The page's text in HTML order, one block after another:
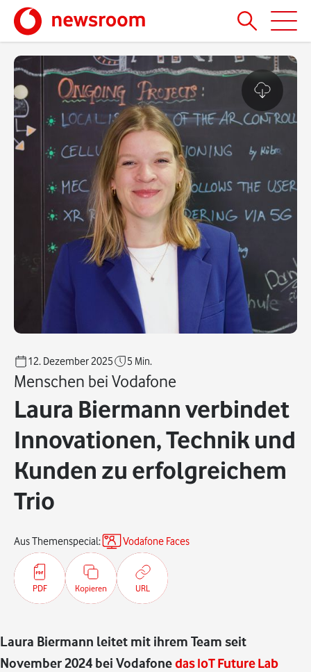
12. Dezember 2025 5 Min.
Menschen bei Vodafone
Laura Biermann verbindet
Innovationen, Technik und
Kunden zu erfolgreichem
Trio
Aus Themenspecial: Vodafone Faces
PDF Kopieren URL
Laura Biermann leitet mit ihrem Team seit
November 2024 bei Vodafonedas IoT Future Lab